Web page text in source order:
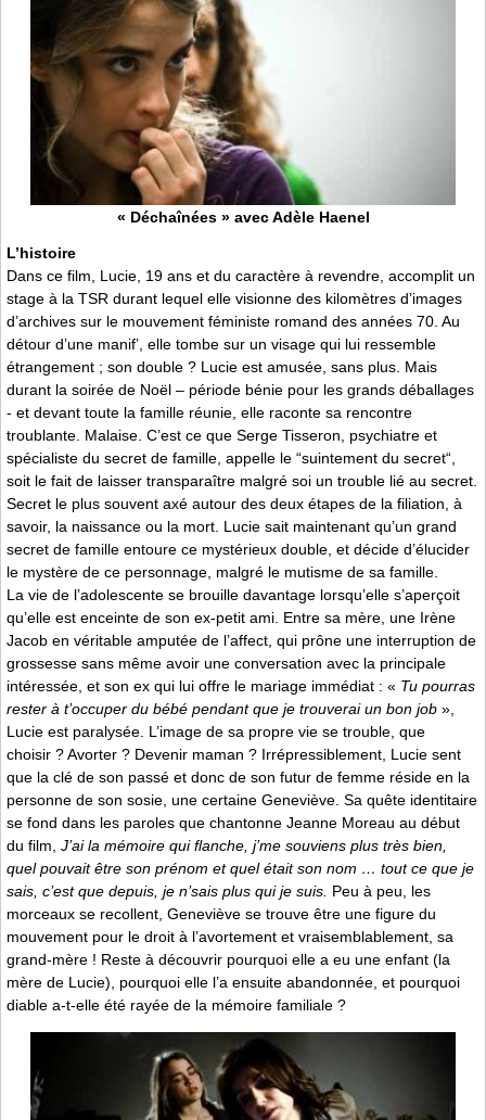
« Déchaînées » avec Adèle Haenel
L’histoire
Dans ce film, Lucie, 19 ans et du caractère à revendre, accomplit un
stage à la TSR durant lequel elle visionne des kilomètres d’images
d’archives sur le mouvement féministe romand des années 70. Au
détour d’une manif’, elle tombe sur un visage qui lui ressemble
étrangement ; son double ? Lucie est amusée, sans plus. Mais
durant la soirée de Noël – période bénie pour les grands déballages
- et devant toute la famille réunie, elle raconte sa rencontre
troublante. Malaise. C’est ce que Serge Tisseron, psychiatre et
spécialiste du secret de famille, appelle le “suintement du secret“,
soit le fait de laisser transparaître malgré soi un trouble lié au secret.
Secret le plus souvent axé autour des deux étapes de la filiation, à
savoir, la naissance ou la mort. Lucie sait maintenant qu’un grand
secret de famille entoure ce mystérieux double, et décide d’élucider
le mystère de ce personnage, malgré le mutisme de sa famille.
La vie de l’adolescente se brouille davantage lorsqu’elle s’aperçoit
qu’elle est enceinte de son ex-petit ami. Entre sa mère, une Irène
Jacob en véritable amputée de l’affect, qui prône une interruption de
grossesse sans même avoir une conversation avec la principale
intéressée, et son ex qui lui offre le mariage immédiat : « Tu pourras
rester à t’occuper du bébé pendant que je trouverai un bon job »,
Lucie est paralysée. L’image de sa propre vie se trouble, que
choisir ? Avorter ? Devenir maman ? Irrépressiblement, Lucie sent
que la clé de son passé et donc de son futur de femme réside en la
personne de son sosie, une certaine Geneviève. Sa quête identitaire
se fond dans les paroles que chantonne Jeanne Moreau au début
du film, J’ai la mémoire qui flanche, j’me souviens plus très bien,
quel pouvait être son prénom et quel était son nom … tout ce que je
sais, c’est que depuis, je n’sais plus qui je suis. Peu à peu, les
morceaux se recollent, Geneviève se trouve être une figure du
mouvement pour le droit à l’avortement et vraisemblablement, sa
grand-mère ! Reste à découvrir pourquoi elle a eu une enfant (la
mère de Lucie), pourquoi elle l’a ensuite abandonnée, et pourquoi
diable a-t-elle été rayée de la mémoire familiale ?